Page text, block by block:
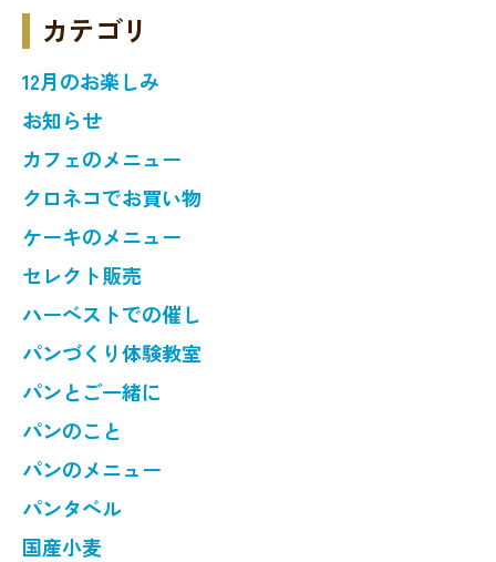
カテゴリ
12月のお楽しみ
お知らせ
カフェのメニュー
クロネコでお買い物
ケーキのメニュー
セレクト販売
ハーベストでの催し
パンづくり体験教室
パンとご一緒に
パンのこと
パンのメニュー
パンタベル
国産小麦